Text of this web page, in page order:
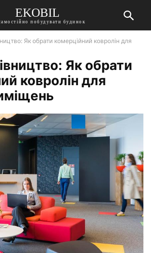
EKOBIL
побудувати будинок
Як обрати комерційний ковролін для
Як обрати
ковролін для